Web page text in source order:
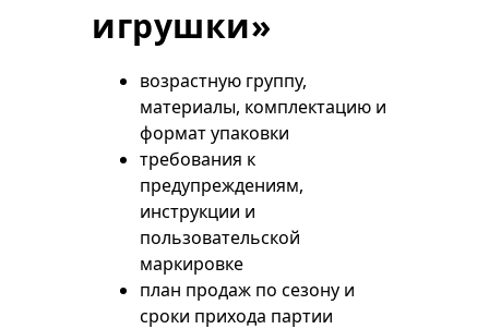
игрушки»
возрастную группу,
материалы, комплектацию и
формат упаковки
требования к
предупреждениям,
инструкции и
пользовательской
маркировке
план продаж по сезону и
сроки прихода партии